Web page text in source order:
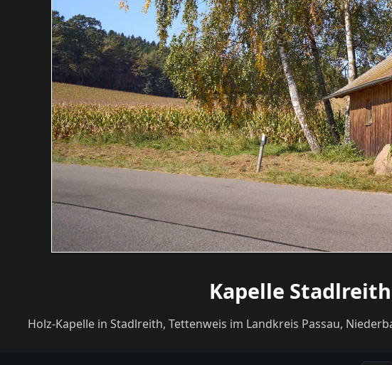
Kapelle
Holz-Kapelle in Stadlreith, Tettenweis im Landkreis Passau,